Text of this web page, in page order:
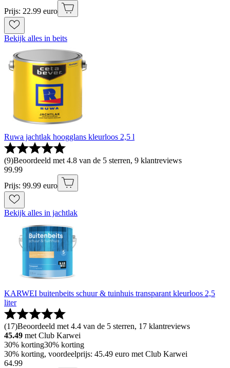
Prijs: 22.99 euro
Bekijk alles in beits
Ruwa jachtlak hoogglans kleurloos 2,5 l
(9)Beoordeeld met 4.8 van de 5 sterren, 9 klantreviews
99.99
Prijs: 99.99 euro
Bekijk alles in jachtlak
KARWEI buitenbeits schuur & tuinhuis transparant kleurloos 2,5
liter
(17)Beoordeeld met 4.4 van de 5 sterren, 17 klantreviews
45.49 met Club Karwei
30% korting30% korting
30% korting, voordeelprijs: 45.49 euro met Club Karwei
64.99